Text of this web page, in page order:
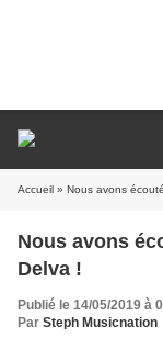
Accueil » Nous avons
Nous avons
Delva !
Publié le 14/05/2019 à
Par Steph Musicnation